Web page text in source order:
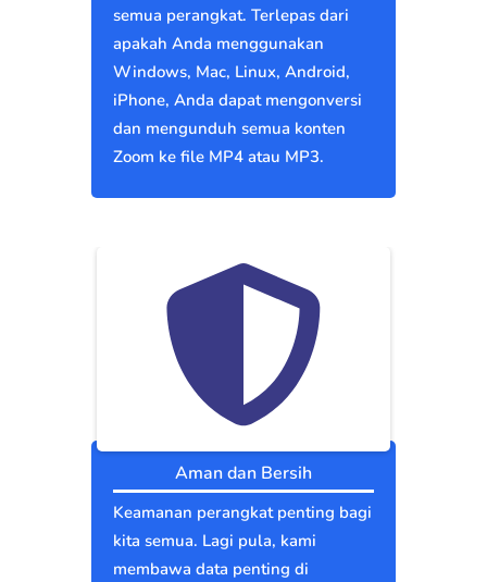
semua perangkat. Terlepas dari
apakah Anda menggunakan
Windows, Mac, Linux, Android,
iPhone, Anda dapat mengonversi
dan mengunduh semua konten
Zoom ke file MP4 atau MP3.
Aman dan Bersih
Keamanan perangkat penting bagi
kita semua. Lagi pula, kami
membawa data penting di